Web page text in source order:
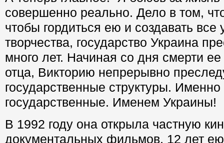
совершенно реально. Дело в том,
чтобы гордиться ею и создавать все
творчества, государство Украина
много лет. Начиная со дня смерти ее
отца, Викторию непрерывно
государственные структуры. Именно
государственные. Именем Украины!
В 1992 году она открыла частную
документальных фильмов, 12 лет